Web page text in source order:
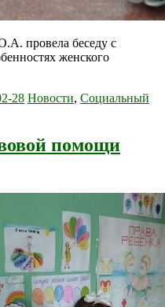
провела беседу с
женского
28 Новости, Социальный
помощи